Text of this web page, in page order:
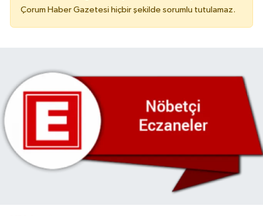
Çorum Haber Gazetesi hiçbir şekilde sorumlu tutulamaz.